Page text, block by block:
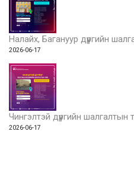
Налайх, Багануур дүүргийн
2026-06-17
Чингэлтэй дүүргийн шалгалтын
2026-06-17